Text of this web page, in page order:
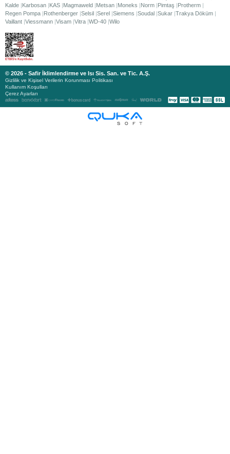
Kalde Karbosan KAS Magmaweld Metsan Moneks Norm Pimtaş
Protherm
Regen Pompa Rothenberger Selsil Serel Siemens Soudal Sukar Trakya Döküm
Vaillant Viessmann Visam Vitra WD-40 Wilo
© 2026 - Safir İklimlendirme ve Isı Sis. San. ve Tic. A.Ş.
Gizlilik ve Kişisel Verilerin Korunması Politikası
Kullanım Koşulları
Çerez Ayarları